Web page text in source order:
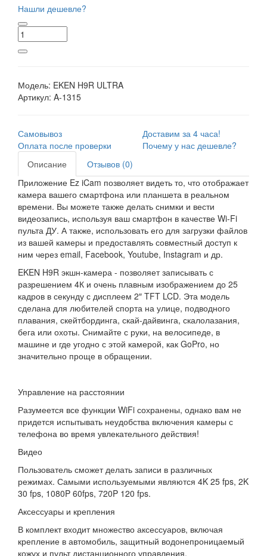
Нашли дешевле?
Модель: EKEN H9R ULTRA
Артикул: A-1315
Самовывоз
Доставим за 4 часа!
Оплата после проверки
Почему у нас дешевле?
Описание
Отзывов (0)
Приложение Ez iCam позволяет видеть то, что отображает
камера вашего смартфона или планшета в реальном
времени. Вы можете также делать снимки и вести
видеозапись, используя ваш смартфон в качестве Wi-Fi
пульта ДУ. А также, использовать его для загрузки файлов
из вашей камеры и предоставлять совместный доступ к
ним через email, Facebook, Youtube, Instagram и др.
EKEN H9R экшн-камера - позволяет записывать с
разрешением 4К и очень плавным изображением до 25
кадров в секунду с дисплеем 2″ TFT LCD. Эта модель
сделана для любителей спорта на улице, подводного
плавания, скейтбординга, скай-дайвинга, скалолазания,
бега или охоты. Снимайте с руки, на велосипеде, в
машине и где угодно с этой камерой, как GoPro, но
значительно проще в обращении.
Управление на расстоянии
Разумеется все функции WiFi сохранены, однако вам не
придется испытывать неудобства включения камеры с
телефона во время увлекательного действия!
Видео
Пользователь сможет делать записи в различных
режимах. Самыми используемыми являются 4K 25 fps, 2K
30 fps, 1080P 60fps, 720P 120 fps.
Аксессуары и крепления
В комплект входит множество аксессуаров, включая
крепление в автомобиль, защитный водонепроницаемый
кожух и пульт дистанционного управления.